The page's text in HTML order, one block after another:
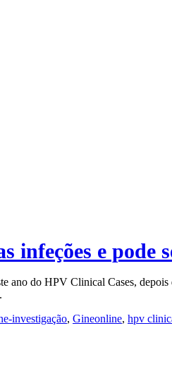
infeções e pode
ano do HPV Clinical Cases,
investigação, Gineonline, hpv